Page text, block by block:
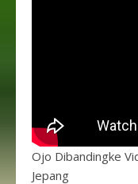
Ojo Dibandingke
Jepang